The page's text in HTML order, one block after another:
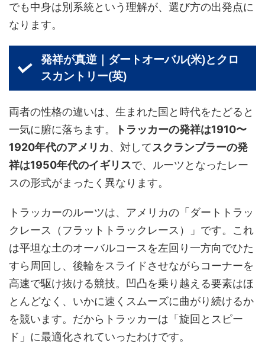
でも中身は別系統という理解が、選び方の出発点に
なります。
発祥が真逆｜ダートオーバル(米)とクロ
スカントリー(英)
両者の性格の違いは、生まれた国と時代をたどると
一気に腑に落ちます。
トラッカーの発祥は1910〜
1920年代のアメリカ、対してスクランブラーの発
祥は1950年代のイギリスで、ルーツとなったレー
スの形式がまったく異なります。
トラッカーのルーツは、アメリカの「ダートトラッ
クレース（フラットトラックレース）」です。これ
は平坦な土のオーバルコースを左回り一方向でひた
すら周回し、後輪をスライドさせながらコーナーを
高速で駆け抜ける競技。凹凸を乗り越える要素はほ
とんどなく、いかに速くスムーズに曲がり続けるか
を競います。だからトラッカーは「旋回とスピー
ド」に最適化されていったわけです。